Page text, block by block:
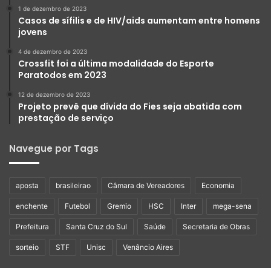
1 de dezembro de 2023
Casos de sífilis e de HIV/aids aumentam entre homens
jovens
4 de dezembro de 2023
Crossfit foi a última modalidade do Esporte
Paratodos em 2023
12 de dezembro de 2023
Projeto prevê que dívida do Fies seja abatida com
prestação de serviço
Navegue por Tags
aposta brasileirao Câmara de Vereadores Economia
enchente Futebol Gremio HSC Inter mega-sena
Prefeitura Santa Cruz do Sul Saúde Secretaria de Obras
sorteio STF Unisc Venâncio Aires